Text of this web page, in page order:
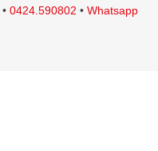
• 0424.590802 • Whatsapp